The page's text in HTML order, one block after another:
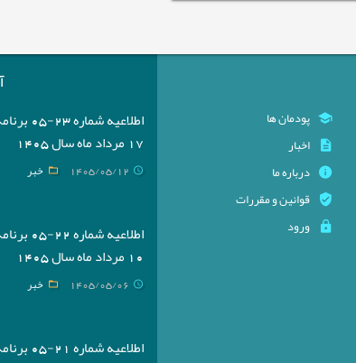
پودمان ها
اخبار
درباره ما
قوانین و مقررات
ورود
17 مرداد ماه سال 1405
1405/05/12 خبر
10 مرداد ماه سال 1405
1405/05/06 خبر